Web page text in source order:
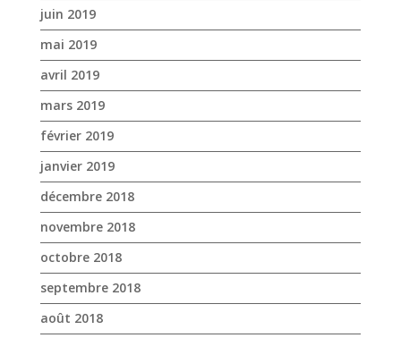
janvier 2019
décembre 2018
novembre 2018
octobre 2018
septembre 2018
août 2018
juillet 2018
juin 2018
mai 2018
avril 2018
mars 2018